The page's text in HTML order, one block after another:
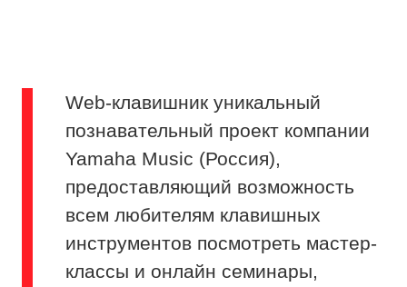
Web-клавишник уникальный
познавательный проект компании
Yamaha Music (Россия),
предоставляющий возможность
всем любителям клавишных
инструментов посмотреть мастер-
классы и онлайн семинары,